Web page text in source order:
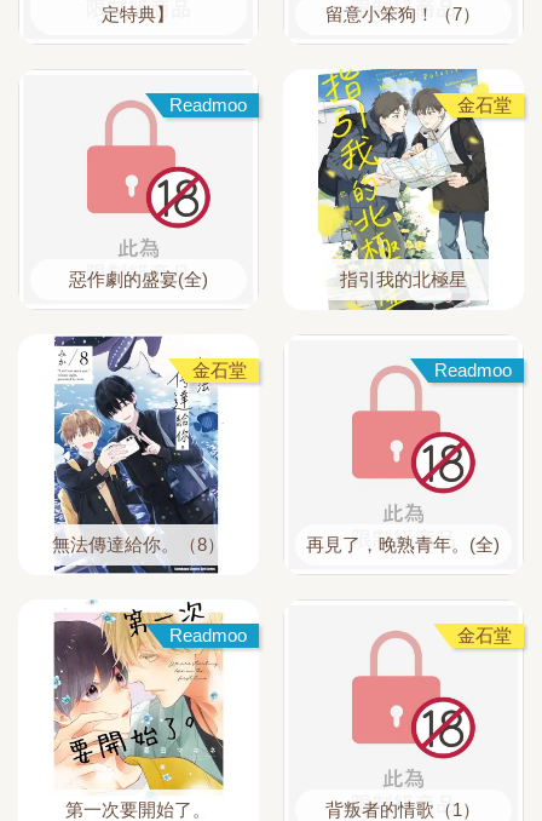
定特典】
留意小笨狗！（7）
Readmoo
惡作劇的盛宴(全)
金石堂
指引我的北極星
金石堂
無法傳達給你。（8）
Readmoo
再見了，晚熟青年。(全)
Readmoo
第一次要開始了。
金石堂
背叛者的情歌（1）